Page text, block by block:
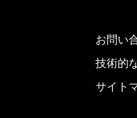
お問い
技術的
サイト